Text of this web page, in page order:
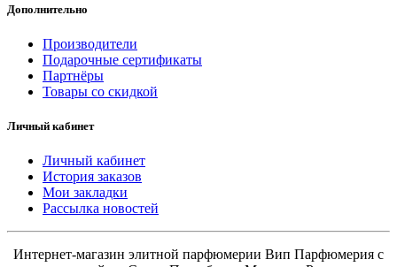
Дополнительно
Производители
Подарочные сертификаты
Партнёры
Товары со скидкой
Личный кабинет
Личный кабинет
История заказов
Мои закладки
Рассылка новостей
Интернет-магазин элитной парфюмерии Вип Парфюмерия с